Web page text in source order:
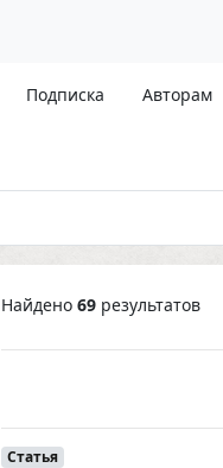
Подписка Авторам
Найдено 69 результатов
Статья